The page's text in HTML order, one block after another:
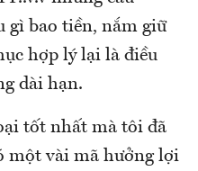
gì bao tiền, nắm giữ
hợp lý lại là điều
dài hạn.
tốt nhất mà tôi đã
một vài mã hưởng lợi